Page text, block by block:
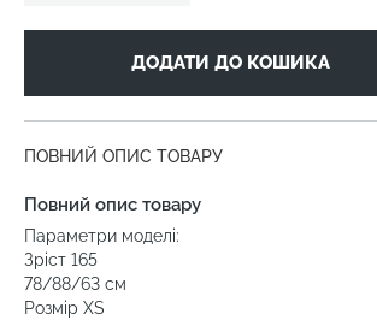
ДОДАТИ ДО КОШИКА
ПОВНИЙ ОПИС ТОВАРУ
Повний опис товару
Параметри моделі:
Зріст 165
78/88/63 см
Розмір ХS